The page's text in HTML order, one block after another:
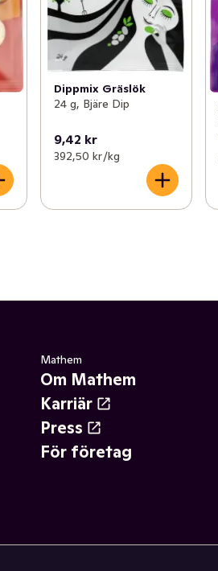
Dippmix Gräslök
24 g, Bjäre Dip
9,42 kr
392,50 kr /kg
Mathem
Om Mathem
Karriär
Press
För företag